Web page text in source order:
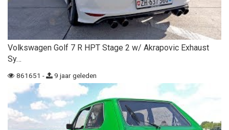
Volkswagen Golf 7 R HPT Stage 2 w/ Akrapovic Exhaust
Sy…
861651 - 9 jaar geleden